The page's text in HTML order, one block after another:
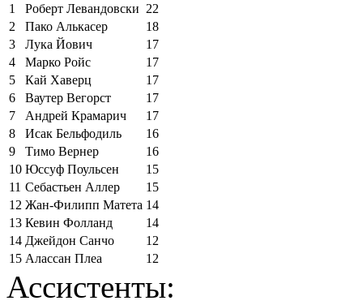
1
Роберт Левандовски 22
2
Пако Алькасер
18
3
Лука Йович
17
4
Марко Ройс
17
5
Кай Хаверц
17
6
Ваутер Вегорст
17
7
Андрей Крамарич
17
8
Исак Бельфодиль
16
9
Тимо Вернер
16
10 Юссуф Поульсен
15
11 Себастьен Аллер
15
12 Жан-Филипп Матета 14
13 Кевин Фолланд
14
14 Джейдон Санчо
12
15 Алассан Плеа 12
Ассистенты: